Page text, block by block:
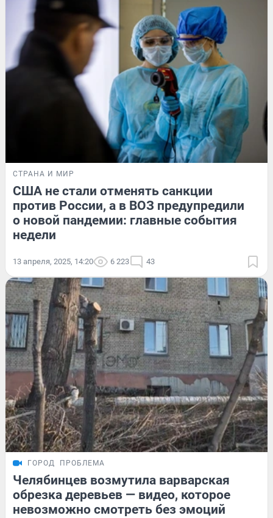
СТРАНА И МИР
США не стали отменять санкции
против России, а в ВОЗ предупредили
о новой пандемии: главные события
недели
13 апреля, 2025, 14:20 6 223 43
ГОРОД ПРОБЛЕМА
Челябинцев возмутила варварская
обрезка деревьев — видео, которое
невозможно смотреть без эмоций